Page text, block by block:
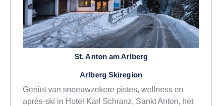
St. Anton am Arlberg
Arlberg Skiregion
Geniet van sneeuwzekere pistes, wellness en
après-ski in Hotel Karl Schranz, Sankt Anton, het